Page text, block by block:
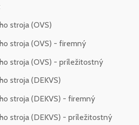
stroja (OVS)
stroja (OVS) - firemný
stroja (OVS) - príležitostný
stroja (DEKVS)
stroja (DEKVS) - firemný
stroja (DEKVS) - príležitostný